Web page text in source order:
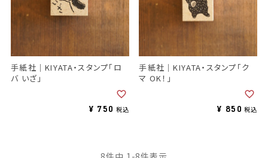
手紙社｜KIYATA・スタンプ「ロ
バ いざ」
¥ 750 税込
手紙社｜KIYATA・スタンプ「ク
マ OK！」
¥ 850 税込